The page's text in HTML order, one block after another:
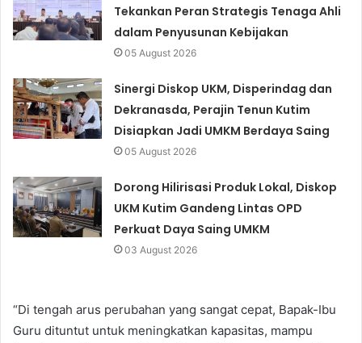
Tekankan Peran Strategis Tenaga Ahli
dalam Penyusunan Kebijakan
05 August 2026
Sinergi Diskop UKM, Disperindag dan
Dekranasda, Perajin Tenun Kutim
Disiapkan Jadi UMKM Berdaya Saing
05 August 2026
Dorong Hilirisasi Produk Lokal, Diskop
UKM Kutim Gandeng Lintas OPD
Perkuat Daya Saing UMKM
03 August 2026
“Di tengah arus perubahan yang sangat cepat, Bapak-Ibu
Guru dituntut untuk meningkatkan kapasitas, mampu